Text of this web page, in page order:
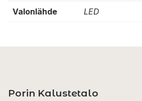
Valonlähde LED
Porin Kalustetalo